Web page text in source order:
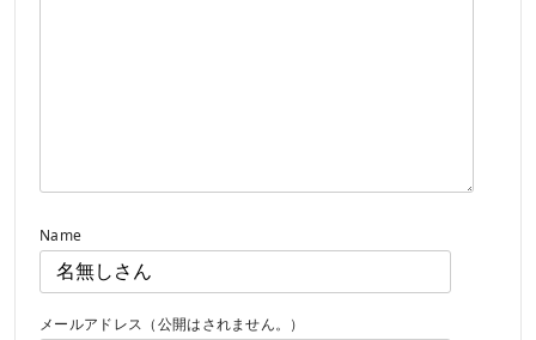
Name
メールアドレス（公開はされません。）